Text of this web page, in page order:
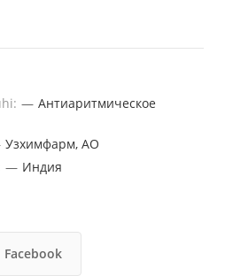
— Антиаритмическое
Узхимфарм, АО
— Индия
Facebook